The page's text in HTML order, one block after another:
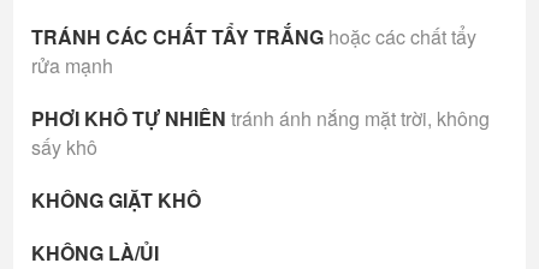
TRÁNH CÁC CHẤT TẨY TRẮNG hoặc các chất tẩy
rửa mạnh
PHƠI KHÔ TỰ NHIÊN tránh ánh nắng mặt trời, không
sấy khô
KHÔNG GIẶT KHÔ
KHÔNG LÀ/ỦI